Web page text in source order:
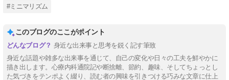
#ミニマリズム
このブログのここがポイント
身近な出来事と思考を鋭く記す筆致
身近な話題や雑多な出来事を通じて、自己の変化や日々の工夫を鮮やかに
描き出します。心療内科通院記や断捨離、節約、趣味、そしてちょっとし
た気づきをテンポよく綴り、読む者の興味を引きつける巧みな文章に仕上